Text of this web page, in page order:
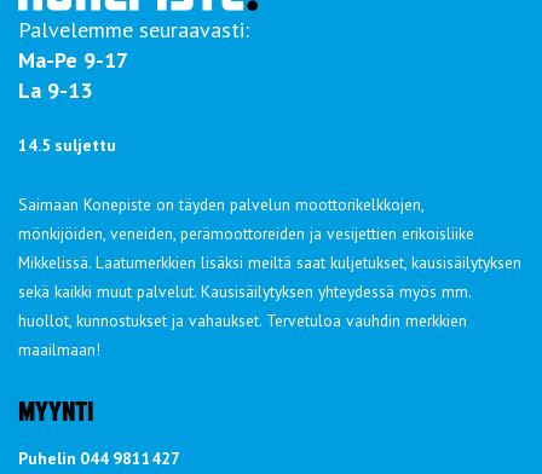
Palvelemme seuraavasti:
Ma-Pe 9-17
La 9-13
14.5 suljettu
Saimaan Konepiste on täyden palvelun moottorikelkkojen,
mönkijöiden, veneiden, perämoottoreiden ja vesijettien erikoisliike
Mikkelissä. Laatumerkkien lisäksi meiltä saat kuljetukset, kausisäilytyksen
sekä kaikki muut palvelut. Kausisäilytyksen yhteydessä myös mm.
huollot, kunnostukset ja vahaukset. Tervetuloa vauhdin merkkien
maailmaan!
MYYNTI
Puhelin 044 9811427